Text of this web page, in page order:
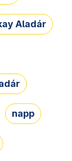
Aladár
napp